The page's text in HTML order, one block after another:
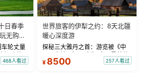
日春季
无购
轮丈量
极致蔚
风格服
468人看过
世界旅客的伊犁之约：8天北疆
暖心深度游
探秘三大雅丹之首：游览被《中
国国家地理》评选为“中国最美的
三大雅丹”第一名的克拉玛依魔鬼
¥ 8500 257人看过